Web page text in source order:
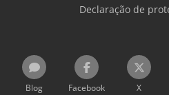
Declaração de
Blog Facebook X